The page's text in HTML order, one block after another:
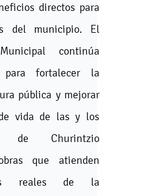
directos para
del municipio. El
continúa
para fortalecer la
pública y mejorar
vida de las y los
de Churintzio
que atienden
reales de la